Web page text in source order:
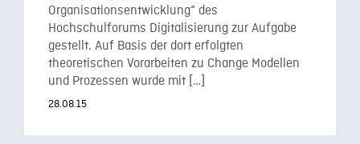
Organisationsentwicklung“ des
Hochschulforums Digitalisierung zur Aufgabe
gestellt. Auf Basis der dort erfolgten
theoretischen Vorarbeiten zu Change Modellen
und Prozessen wurde mit […]
28.08.15